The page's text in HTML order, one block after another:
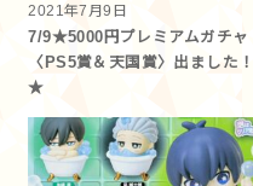
2021年7月9日
7/9★5000円プレミアムガチャ
〈PS5賞＆天国賞〉出ました！
★